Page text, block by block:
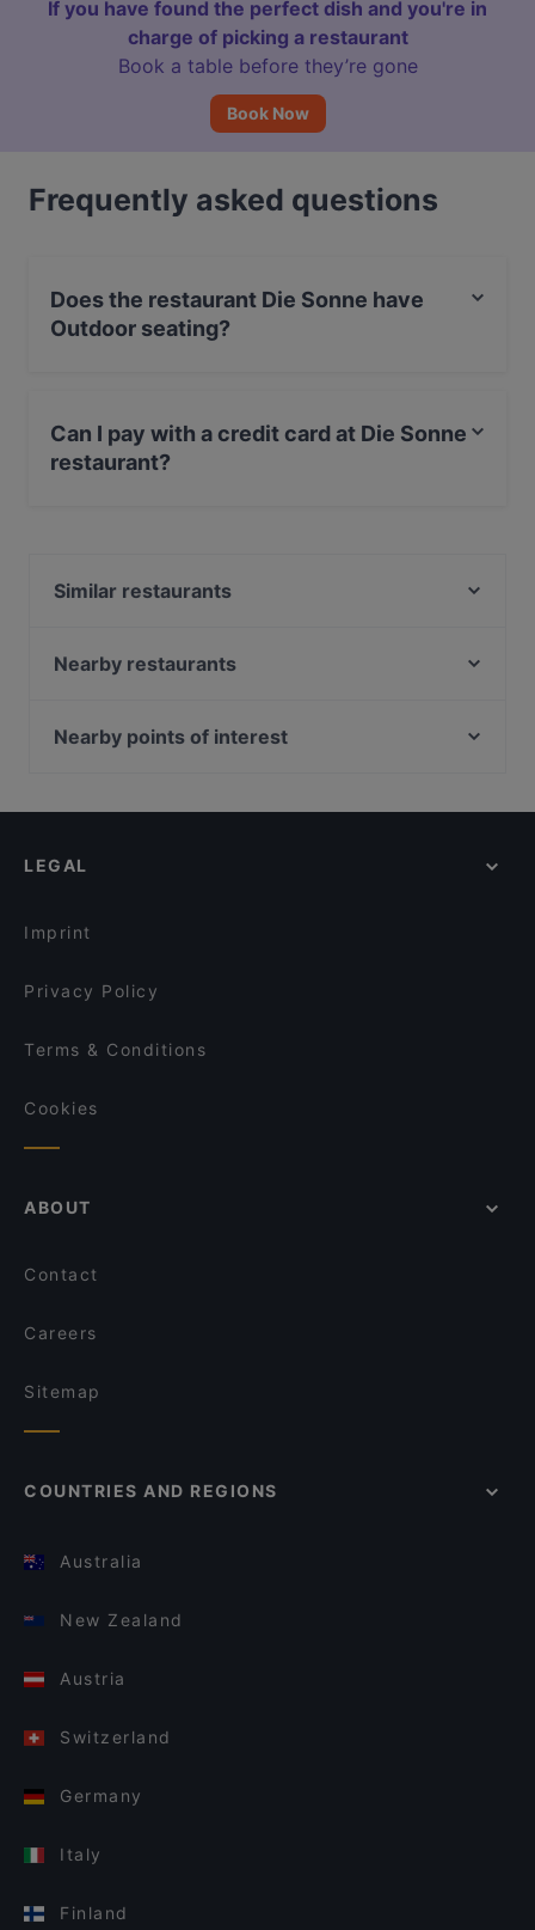
If you have found the perfect dish and you're in
charge of picking a restaurant
Book a table before they’re gone
Book Now
Frequently asked questions
Does the restaurant Die Sonne have
Outdoor seating?
Can I pay with a credit card at Die Sonne
restaurant?
Similar restaurants
Der kleine Inder
Wombae - korean eatery & fried chicken
Ristorante Pizzeria Castello
Griechisches Restaurant Poseidon
Nearby restaurants
Prime Burger
Auszeit Cafe - Frühstück & Brunch
Hue Xua Vietnamesisches und Sushi-Restaurant
Nearby points of interest
Bahnhof Paradestrasse, Berlin
LEGAL
Imprint
Privacy Policy
Terms & Conditions
Cookies
ABOUT
Contact
Careers
Sitemap
COUNTRIES AND REGIONS
Australia
New Zealand
Austria
Switzerland
Germany
Italy
Finland